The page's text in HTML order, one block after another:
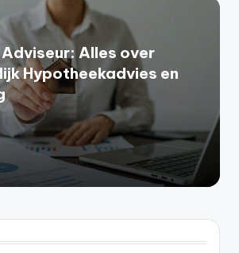
Alles over
Hypotheekadvies en